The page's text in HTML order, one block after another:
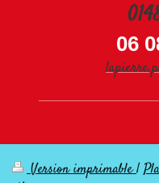
06
Version imprimable|